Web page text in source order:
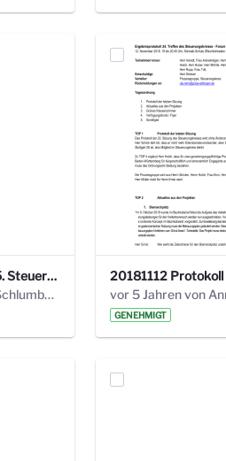
20190121 Protokoll 25. Steuerungskreis.pdf
vor 5 Jahren von Anni Schlumberger
GENEHMIGT